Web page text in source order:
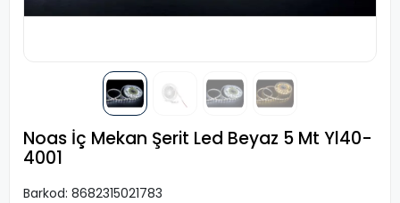
Noas İç Mekan Şerit Led Beyaz 5 Mt Yl40-
4001
Barkod: 8682315021783